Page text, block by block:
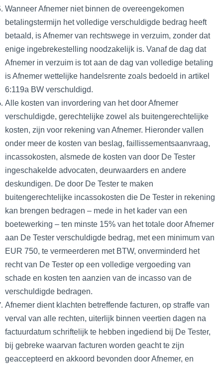
Wanneer Afnemer niet binnen de overeengekomen
betalingstermijn het volledige verschuldigde bedrag heeft
betaald, is Afnemer van rechtswege in verzuim, zonder dat
enige ingebrekestelling noodzakelijk is. Vanaf de dag dat
Afnemer in verzuim is tot aan de dag van volledige betaling
is Afnemer wettelijke handelsrente zoals bedoeld in artikel
6:119a BW verschuldigd.
Alle kosten van invordering van het door Afnemer
verschuldigde, gerechtelijke zowel als buitengerechtelijke
kosten, zijn voor rekening van Afnemer. Hieronder vallen
onder meer de kosten van beslag, faillissementsaanvraag,
incassokosten, alsmede de kosten van door De Tester
ingeschakelde advocaten, deurwaarders en andere
deskundigen. De door De Tester te maken
buitengerechtelijke incassokosten die De Tester in rekening
kan brengen bedragen – mede in het kader van een
boetewerking – ten minste 15% van het totale door Afnemer
aan De Tester verschuldigde bedrag, met een minimum van
EUR 750, te vermeerderen met BTW, onverminderd het
recht van De Tester op een volledige vergoeding van
schade en kosten ten aanzien van de incasso van de
verschuldigde bedragen.
Afnemer dient klachten betreffende facturen, op straffe van
verval van alle rechten, uiterlijk binnen veertien dagen na
factuurdatum schriftelijk te hebben ingediend bij De Tester,
bij gebreke waarvan facturen worden geacht te zijn
geaccepteerd en akkoord bevonden door Afnemer, en